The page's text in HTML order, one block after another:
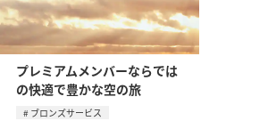
プレミアムメンバーならでは
の快適で豊かな空の旅
ブロンズサービス